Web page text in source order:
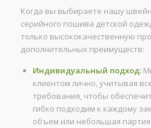
Когда вы выбираете нашу
серийного пошива детской
только высококачественную
дополнительных преимуществ:
Индивидуальный подход:
клиентом лично, учитывая
требования, чтобы
гибко подходим к каждому
объем или небольшая партия.